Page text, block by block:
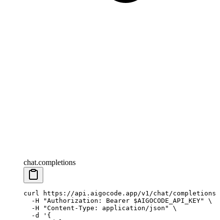
chat.completions
curl https://api.aigocode.app/v1/chat/completions
  -H
"Authorization: Bearer $AIGOCODE_API_KEY"
\
  -H
"Content-Type: application/json"
\
  -d
'{